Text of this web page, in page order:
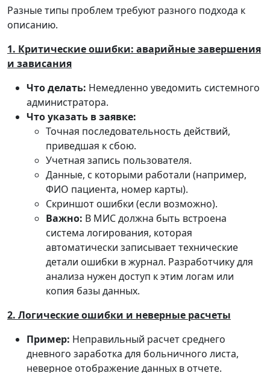
Разные типы проблем требуют разного подхода к
описанию.
1. Критические ошибки: аварийные завершения
и зависания
Что делать: Немедленно уведомить системного
администратора.
Что указать в заявке:
Точная последовательность действий,
приведшая к сбою.
Учетная запись пользователя.
Данные, с которыми работали (например,
ФИО пациента, номер карты).
Скриншот ошибки (если возможно).
Важно: В МИС должна быть встроена
система логирования, которая
автоматически записывает технические
детали ошибки в журнал. Разработчику для
анализа нужен доступ к этим логам или
копия базы данных.
2. Логические ошибки и неверные расчеты
Пример: Неправильный расчет среднего
дневного заработка для больничного листа,
неверное отображение данных в отчете.